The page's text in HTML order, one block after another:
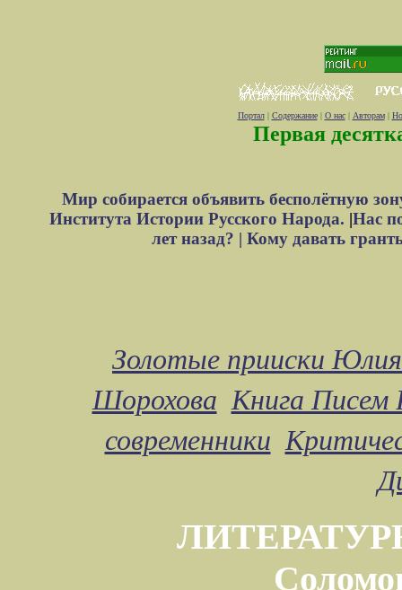
Портал| Содержание| О нас| Авторам|
Первая
Мир собирается объявить бесполётную
Института Истории Русского Народа. |Нас
лет назад? | Кому давать
Золотые прииски
Шорохова Книга Писем
современники